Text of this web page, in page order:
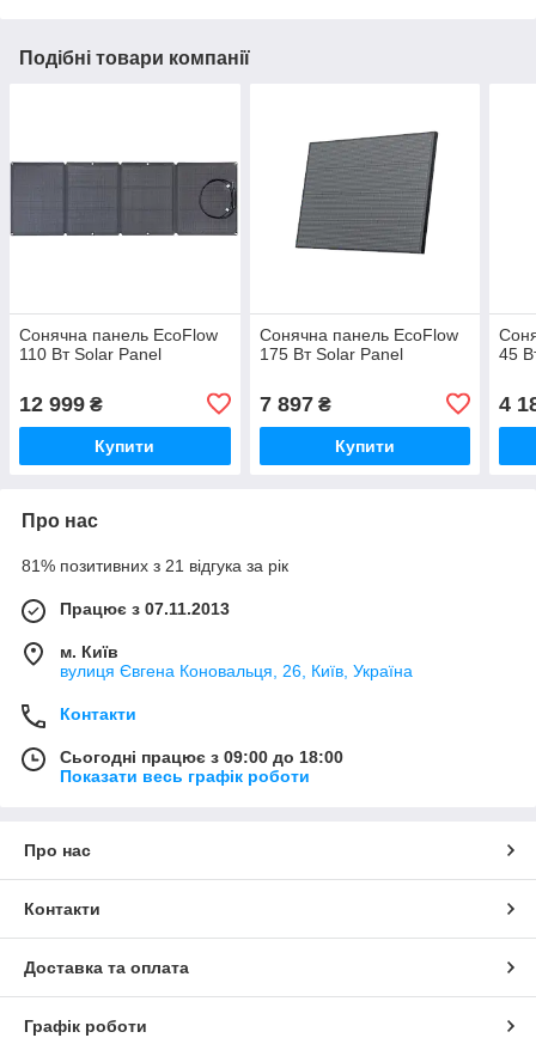
Подібні товари компанії
Сонячна панель EcoFlow
110 Вт Solar Panel
12 999 ₴
Купити
Сонячна панель EcoFlow
175 Вт Solar Panel
7 897₴
Купити
45
4
Про нас
81% позитивних з 21 відгука за рік
Працює з 07.11.2013
м. Київ
вулиця Євгена Коновальця, 26, Київ, Україна
Контакти
Сьогодні працює з 09:00 до 18:00
Показати весь графік роботи
Про нас
Контакти
Доставка та оплата
Графік роботи